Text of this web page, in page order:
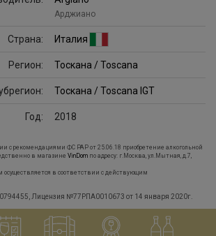
Арджиано
Страна: Италия
Регион: Тоскана / Toscana
Тоскана / Toscana IGT
Год: 2018
с рекомендациями ФС РАР от 25.06.18 приобретение алкогольной
в магазине VinDom по адресу: г.Москва, ул.Мытная, д.7,
осуществляется в соответствии с действующим
Лицензия №77РПА0010673 от 14 января 2020г.